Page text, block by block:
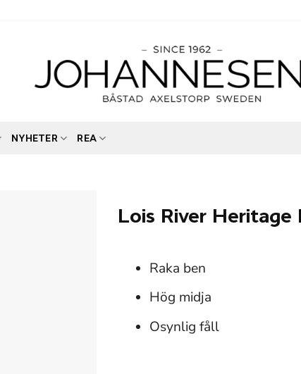
NYHETER REA
Lois River
Raka ben
Hög midja
Osynlig fåll